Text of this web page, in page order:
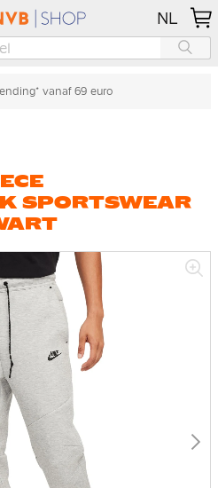
NL
vanaf 69 euro
SPORTSWEAR